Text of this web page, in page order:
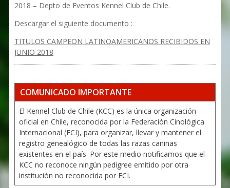
2018 – Depto de Eventos Kennel Club de Chile.
Descargar el siguiente documento :
TITULOS CAMPEON LATINOAMERICANOS RECIBIDOS EN
JUNIO 2018
COMUNICADO IMPORTANTE
El Kennel Club de Chile (KCC) es la única organización
oficial en Chile, reconocida por la Federación Cinológica
Internacional (FCI), para organizar, llevar y mantener el
registro genealógico de todas las razas caninas
existentes en el país. Por este medio notificamos que el
KCC no reconoce ningún pedigree emitido por otra
institución no reconocida por FCI.